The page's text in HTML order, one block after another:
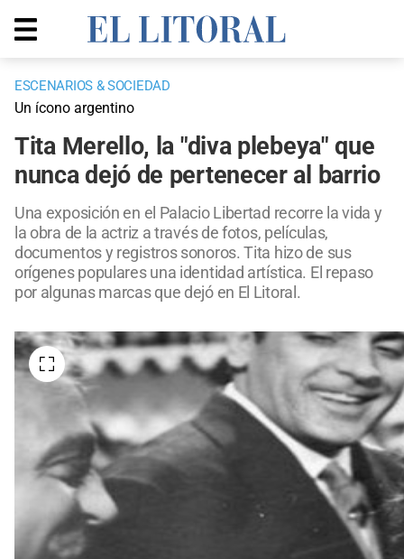
ESCENARIOS & SOCIEDAD
Un ícono argentino
Tita Merello, la "diva plebeya" que
nunca dejó de pertenecer al barrio
Una exposición en el Palacio Libertad recorre la vida y
la obra de la actriz a través de fotos, películas,
documentos y registros sonoros. Tita hizo de sus
orígenes populares una identidad artística. El repaso
por algunas marcas que dejó en El Litoral.